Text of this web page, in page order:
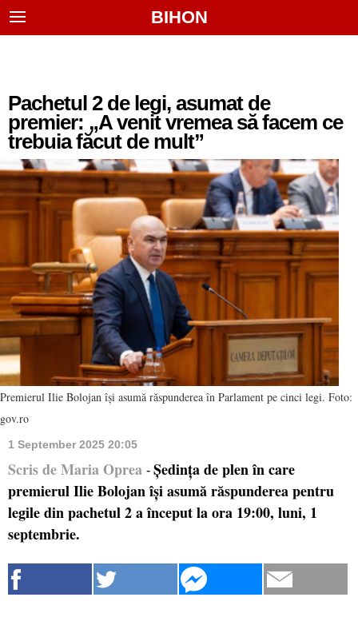
BIHON
Pachetul 2 de legi, asumat de
premier: „A venit vremea să facem ce
trebuia făcut de mult”
Premierul Ilie Bolojan își asumă răspunderea în Parlament pe cinci legi. Foto:
gov.ro
1 September 2025 20:05
Scris de Maria Oprea - Ședința de plen în care
premierul Ilie Bolojan își asumă răspunderea pentru
legile din pachetul 2 a început la ora 19:00, luni, 1
septembrie.